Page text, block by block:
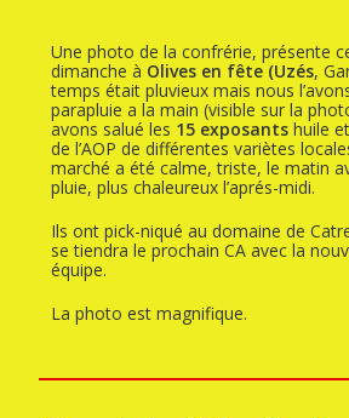
Une photo de la confrérie, présente
dimanche à Olives en fête (Uzés,
temps était pluvieux mais nous
parapluie a la main (visible sur la
avons salué les 15 exposants huile
de l’AOP de différentes variètes
marché a été calme, triste, le matin
pluie, plus chaleureux l’aprés-midi.
Ils ont pick-niqué au domaine de
se tiendra le prochain CA avec la
équipe.
La photo est magnifique.